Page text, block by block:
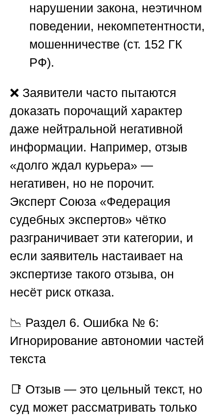
нарушении закона, неэтичном
поведении, некомпетентности,
мошенничестве (ст. 152 ГК
РФ).
❌ Заявители часто пытаются
доказать порочащий характер
даже нейтральной негативной
информации. Например, отзыв
«долго ждал курьера» —
негативен, но не порочит.
Эксперт Союза «Федерация
судебных экспертов» чётко
разграничивает эти категории, и
если заявитель настаивает на
экспертизе такого отзыва, он
несёт риск отказа.
📉 Раздел 6. Ошибка № 6:
Игнорирование автономии частей
текста
📑 Отзыв — это цельный текст, но
суд может рассматривать только